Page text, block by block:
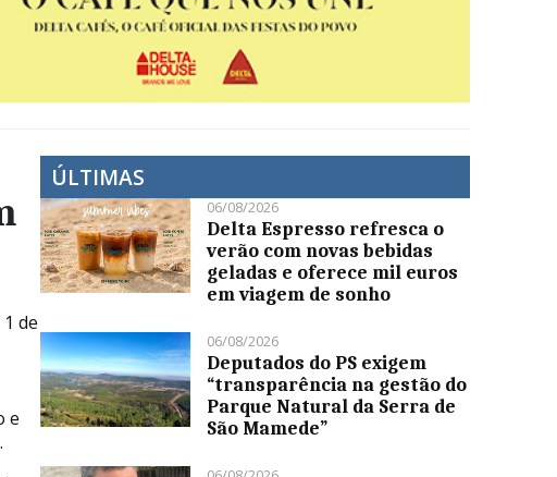
de
e
ÚLTIMAS
06/08/2026
Delta Espresso refresca o
verão com novas bebidas
geladas e oferece mil euros
em viagem de sonho
06/08/2026
Deputados do PS exigem
“transparência na gestão do
Parque Natural da Serra de
São Mamede”